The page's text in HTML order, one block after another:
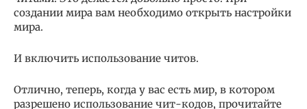
создании мира вам необходимо открыть настройки
мира.
И включить использование читов.
Отлично, теперь, когда у вас есть мир, в котором
разрешено использование чит-кодов, прочитайте